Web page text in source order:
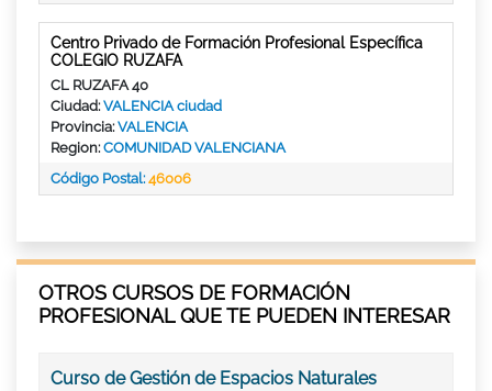
Centro Privado de Formación Profesional Específica
COLEGIO RUZAFA
CL RUZAFA 40
Ciudad:VALENCIA ciudad
Provincia:VALENCIA
Region:COMUNIDAD VALENCIANA
Código Postal:46006
OTROS CURSOS DE FORMACIÓN
PROFESIONAL QUE TE PUEDEN INTERESAR
Curso de Gestión de Espacios Naturales